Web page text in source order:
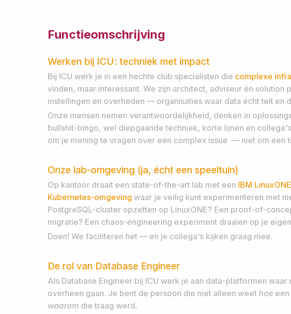
Functieomschrijving
Werken bij ICU: techniek met impact
Bij ICU werk je in een hechte club specialisten die complexe
vinden, maar interessant. We zijn architect, adviseur én
instellingen en overheden — organisaties waar data écht telt en
Onze mensen nemen verantwoordelijkheid, denken in
bullshit-bingo, wel diepgaande techniek, korte lijnen en
om je mening te vragen over een complex issue — niet om een
Onze lab-omgeving (ja, écht een speeltuin)
Op kantoor draait een state-of-the-art lab met een IBM
Kubernetes-omgeving waar je veilig kunt experimenteren met
PostgreSQL-cluster opzetten op LinuxONE? Een proof-of-
migratie? Een chaos-engineering experiment draaien op je
Doen! We faciliteren het — en je collega's kijken graag mee.
De rol van Database Engineer
Als Database Engineer bij ICU werk je aan data-platformen
overheen gaan. Je bent de persoon die niet alleen weet hoe
waarom die traag werd.